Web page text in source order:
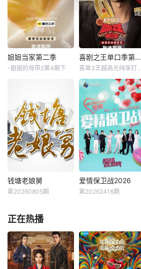
演组“回访”其他三
组家庭，开启一场
温暖大家庭的串门
之旅，全方位展现
“爸爸当家·慢享季”
中四组家庭的全新
变化与孩子们的成
姐姐当家第二季
体”的女性生活观察
类真人秀，节目邀
请处于不同年龄、
情感、事业和个人
成长状态下的“中
女”，以她们的生活
为“中女”样本，去
姻、家庭关系、职
场社交等深层次的
姐姐当家第二季
-姐姐的母带2第4期下
喜剧之王单口季第三季
节目将延续从小人
物到喜剧之王的故
事，汇聚来自全国
各地脱口秀俱乐部
的优秀单口喜剧演
员和漫才组合。每
一位“小人物”都将
带着真实感与鲜活
的生命力站上舞
台，他们不设限不
被定义，在喜剧的
喜剧之王单口季第三季
喜单3王越高光纯享打包看
钱塘老娘舅
《钱塘老娘舅》是
由浙江电视台民生
休闲频道制作的一
档民间纠纷当场摆
平栏目 。 节目
钱塘老娘舅
第20260805期
爱情保卫战2026
团为素人情侣解决
感情困惑，捍卫纯
真爱情。
爱情保卫战2026
第20262416期
正在热播